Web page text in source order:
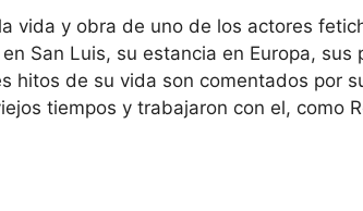
vida y obra de uno de los actores
San Luis, su estancia en Europa,
hitos de su vida son comentados por
tiempos y trabajaron con el, como